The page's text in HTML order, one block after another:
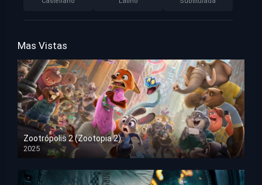
Mas Vistas
Zootrópolis 2 (Zootopia 2)
2025
HD 1080p